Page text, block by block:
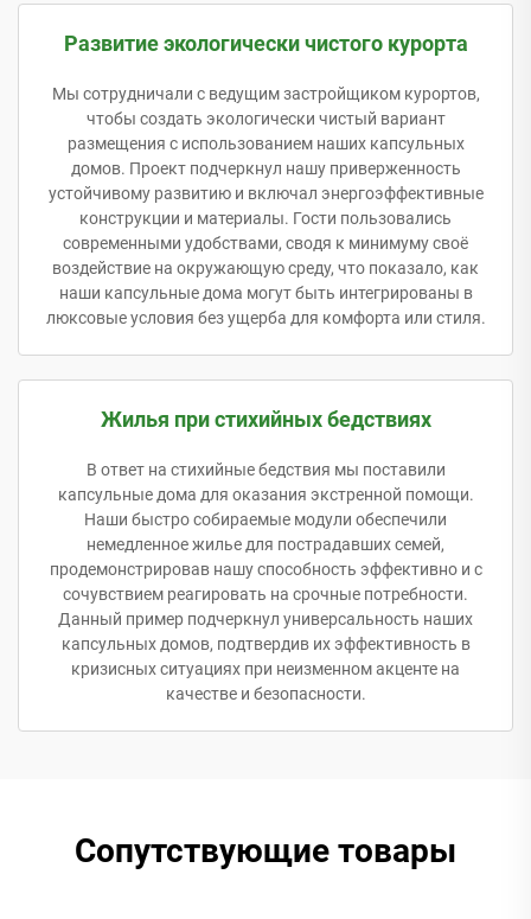
Развитие экологически чистого курорта
Мы сотрудничали с ведущим застройщиком курортов,
чтобы создать экологически чистый вариант
размещения с использованием наших капсульных
домов. Проект подчеркнул нашу приверженность
устойчивому развитию и включал энергоэффективные
конструкции и материалы. Гости пользовались
современными удобствами, сводя к минимуму своё
воздействие на окружающую среду, что показало, как
наши капсульные дома могут быть интегрированы в
люксовые условия без ущерба для комфорта или стиля.
Жилья при стихийных бедствиях
В ответ на стихийные бедствия мы поставили
капсульные дома для оказания экстренной помощи.
Наши быстро собираемые модули обеспечили
немедленное жилье для пострадавших семей,
продемонстрировав нашу способность эффективно и с
сочувствием реагировать на срочные потребности.
Данный пример подчеркнул универсальность наших
капсульных домов, подтвердив их эффективность в
кризисных ситуациях при неизменном акценте на
качестве и безопасности.
Сопутствующие товары